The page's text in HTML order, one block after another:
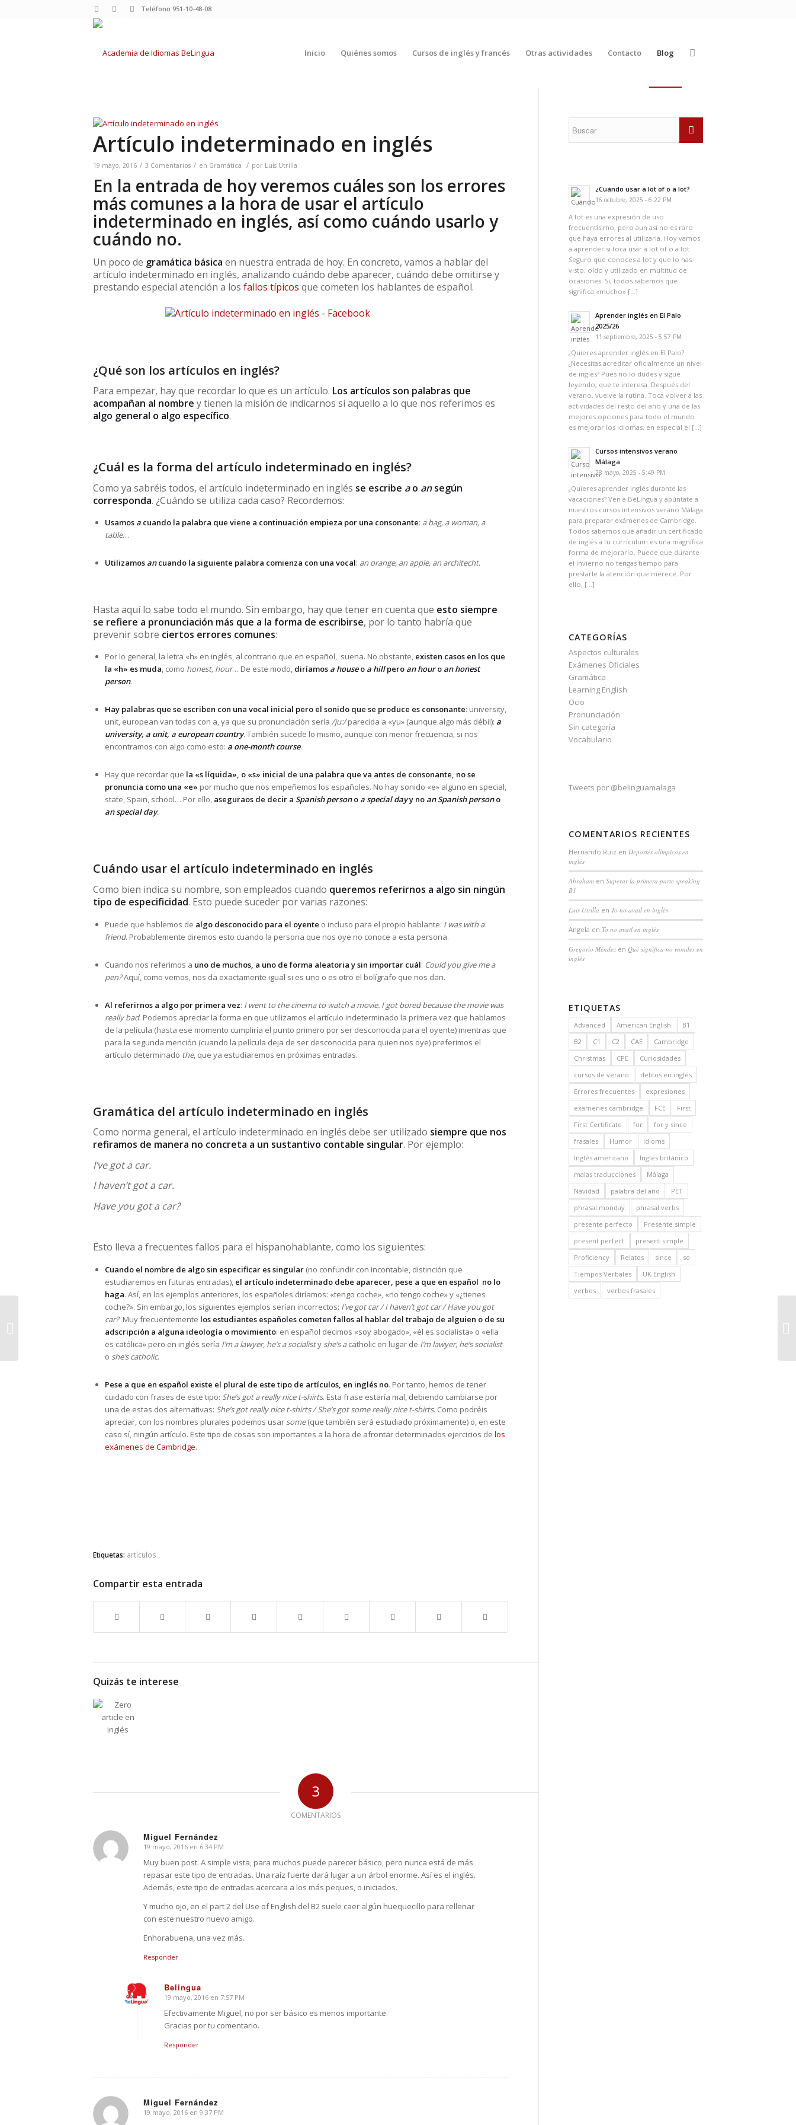
Teléfono 951-10-48-08
Inicio Quiénes somos Cursos de inglés y francés Otras actividades Contacto Blog
Artículo indeterminado en inglés
19 mayo, 2016 / 3 Comentarios / en Gramática / por Luis Utrilla
En la entrada de hoy veremos cuáles son los errores
más comunes a la hora de usar el artículo
indeterminado en inglés, así como cuándo usarlo y
cuándo no.
Un poco de gramática básica en nuestra entrada de hoy. En concreto, vamos a hablar del
artículo indeterminado en inglés, analizando cuándo debe aparecer, cuándo debe omitirse y
prestando especial atención a los fallos típicos que cometen los hablantes de español.
¿Qué son los artículos en inglés?
Para empezar, hay que recordar lo que es un artículo. Los artículos son palabras que
acompañan al nombre y tienen la misión de indicarnos si aquello a lo que nos referimos es
algo general o algo específico.
¿Cuál es la forma del artículo indeterminado en inglés?
Como ya sabréis todos, el artículo indeterminado en inglés se escribe ao ansegún
corresponda. ¿Cuándo se utiliza cada caso? Recordemos:
Usamos a cuando la palabra que viene a continuación empieza por una consonante: a bag, a woman, a
table…
Utilizamos ancuando la siguiente palabra comienza con una vocal: an orange, an apple, an architecht.
Hasta aquí lo sabe todo el mundo. Sin embargo, hay que tener en cuenta que esto siempre
se refiere a pronunciación más que a la forma de escribirse, por lo tanto habría que
prevenir sobre ciertos errores comunes:
Por lo general, la letra «h» en inglés, al contrario que en español, suena. No obstante, existen casos en los que
la «h» es muda, como honest, hour… De este modo, diríamos a houseo a hillpero an houro an honest
person.
Hay palabras que se escriben con una vocal inicial pero el sonido que se produce es consonante: university,
unit, european van todas con a, ya que su pronunciación sería /ju:/parecida a «yu» (aunque algo más débil): a
university, a unit, a european country. También sucede lo mismo, aunque con menor frecuencia, si nos
encontramos con algo como esto: a one-month course.
Hay que recordar que la «s líquida», o «s» inicial de una palabra que va antes de consonante, no se
pronuncia como una «e» por mucho que nos empeñemos los españoles. No hay sonido «e» alguno en special,
state, Spain, school… Por ello, aseguraos de decir a Spanish persono a special dayy no an Spanish persono
an special day.
Cuándo usar el artículo indeterminado en inglés
Como bien indica su nombre, son empleados cuando queremos referirnos a algo sin ningún
tipo de especificidad. Esto puede suceder por varias razones:
Puede que hablemos de algo desconocido para el oyente o incluso para el propio hablante: I was with a
friend. Probablemente diremos esto cuando la persona que nos oye no conoce a esta persona.
Cuando nos referimos a uno de muchos, a uno de forma aleatoria y sin importar cuál: Could you give me a
pen?Aquí, como vemos, nos da exactamente igual si es uno o es otro el bolígrafo que nos dan.
Al referirnos a algo por primera vez: I went to the cinema to watch a movie. I got bored because the movie was
really bad. Podemos apreciar la forma en que utilizamos el artículo indeterminado la primera vez que hablamos
de la película (hasta ese momento cumpliría el punto primero por ser desconocida para el oyente) mientras que
para la segunda mención (cuando la película deja de ser desconocida para quien nos oye) preferimos el
artículo determinado the, que ya estudiaremos en próximas entradas.
Gramática del artículo indeterminado en inglés
Como norma general, el artículo indeterminado en inglés debe ser utilizado siempre que nos
refiramos de manera no concreta a un sustantivo contable singular. Por ejemplo:
I’ve got a car.
I haven’t got a car.
Have you got a car?
Esto lleva a frecuentes fallos para el hispanohablante, como los siguientes:
Cuando el nombre de algo sin especificar es singular (no confundir con incontable, distinción que
estudiaremos en futuras entradas), el artículo indeterminado debe aparecer, pese a que en español no lo
haga. Así, en los ejemplos anteriores, los españoles diríamos: «tengo coche», «no tengo coche» y «¿tienes
coche?». Sin embargo, los siguientes ejemplos serían incorrectos: I’ve got car /I haven’t got car /Have you got
car? Muy frecuentemente los estudiantes españoles cometen fallos al hablar del trabajo de alguien o de su
adscripción a alguna ideología o movimiento: en español decimos «soy abogado», «él es socialista» o «ella
es católica» pero en inglés sería I’m a lawyer, he’s a socialisty she’s acatholic en lugar de I’m lawyer, he’s socialist
o she’s catholic.
Pese a que en español existe el plural de este tipo de artículos, en inglés no. Por tanto, hemos de tener
cuidado con frases de este tipo: She’s got a really nice t-shirts. Esta frase estaría mal, debiendo cambiarse por
una de estas dos alternativas: She’s got really nice t-shirts / She’s got some really nice t-shirts. Como podréis
apreciar, con los nombres plurales podemos usar some(que también será estudiado próximamente) o, en este
caso sí, ningún artículo. Este tipo de cosas son importantes a la hora de afrontar determinados ejercicios de los
exámenes de Cambridge.
Etiquetas: artículos
Compartir esta entrada
Quizás te interese
3
COMENTARIOS
Miguel Fernández
Dice:
19 mayo, 2016 en 6:34 PM
Muy buen post. A simple vista, para muchos puede parecer básico, pero nunca está de más
repasar este tipo de entradas. Una raíz fuerte dará lugar a un árbol enorme. Así es el inglés.
Además, este tipo de entradas acercara a los más peques, o iniciados.
Y mucho ojo, en el part 2 del Use of English del B2 suele caer algún huequecillo para rellenar
con este nuestro nuevo amigo.
Enhorabuena, una vez más.
Responder
Belingua
Dice:
19 mayo, 2016 en 7:57 PM
Efectivamente Miguel, no por ser básico es menos importante.
Gracias por tu comentario.
Responder
Miguel Fernández
Dice:
19 mayo, 2016 en 9:37 PM
¿Cuándo usar a lot of o a lot?
16 octubre, 2025 - 6:22 PM
A lot es una expresión de uso
frecuentísimo, pero aun así no es raro
que haya errores al utilizarla. Hoy vamos
a aprender si toca usar a lot of o a lot.
Seguro que conoces a lot y que lo has
visto, oído y utilizado en multitud de
ocasiones. Sí, todos sabemos que
significa «mucho» […]
Aprender inglés en El Palo
2025/26
11 septiembre, 2025 - 5:57 PM
¿Quieres aprender inglés en El Palo?
¿Necesitas acreditar oficialmente un nivel
de inglés? Pues no lo dudes y sigue
leyendo, que te interesa. Después del
verano, vuelve la rutina. Toca volver a las
actividades del resto del año y una de las
mejores opciones para todo el mundo
es mejorar los idiomas, en especial el […]
Cursos intensivos verano
Málaga
28 mayo, 2025 - 5:49 PM
¿Quieres aprender inglés durante las
vacaciones? Ven a BeLingua y apúntate a
nuestros cursos intensivos verano Málaga
para preparar exámenes de Cambridge.
Todos sabemos que añadir un certificado
de inglés a tu currículum es una magnífica
forma de mejorarlo. Puede que durante
el invierno no tengas tiempo para
prestarle la atención que merece. Por
ello, […]
CATEGORÍAS
Aspectos culturales
Exámenes Oficiales
Gramática
Learning English
Ocio
Pronunciación
Sin categoría
Vocabulario
Tweets por @belinguamalaga
COMENTARIOS RECIENTES
Hernando Ruiz en Deportes olímpicos en
inglés
Abrahamen Superar la primera parte speaking
B1
Luis Utrilla en To no avail en inglés
Angela en To no avail en inglés
Gregorio Méndezen Qué significa no wonder en
inglés
ETIQUETAS
Advanced American English
B1
B2
C1 C2 CAE
Cambridge
Christmas
CPE
Curiosidades
cursos de verano
delitos en inglés
Errores frecuentes
expresiones
exámenes cambridge
FCE
First
First Certificate
for
for y since
frasales
Humor
idioms
Inglés americano
Inglés británico
malas traducciones
Málaga
Navidad
palabra del año
PET
phrasal monday
phrasal verbs
presente perfecto
Presente simple
present perfect
present simple
Proficiency
Relatos since
so
Tiempos Verbales
UK English
verbos
verbos frasales